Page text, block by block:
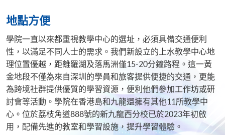
地點方便
學院一直以來都重視教學中心的選址，必須具備交通便利
性，以滿足不同人士的需求。我們新設立的上水教學中心地
理位置優越，距離羅湖及落馬洲僅15-20分鐘路程。這一黃
金地段不僅為來自深圳的學員和旅客提供便捷的交通，更能
為跨境社群提供優質的學習資源，便利他們參加工作坊或研
討會等活動。學院在香港島和九龍還擁有其他11所教學中
心。位於荔枝角道888號的新九龍西分校已於2023年初啟
用，配備先進的教室和學習設施，提升學習體驗。